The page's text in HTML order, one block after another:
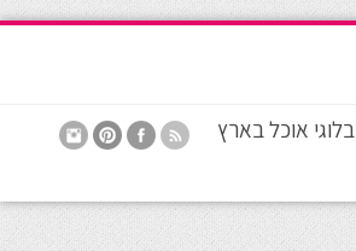
בלוגי אוכל בארץ